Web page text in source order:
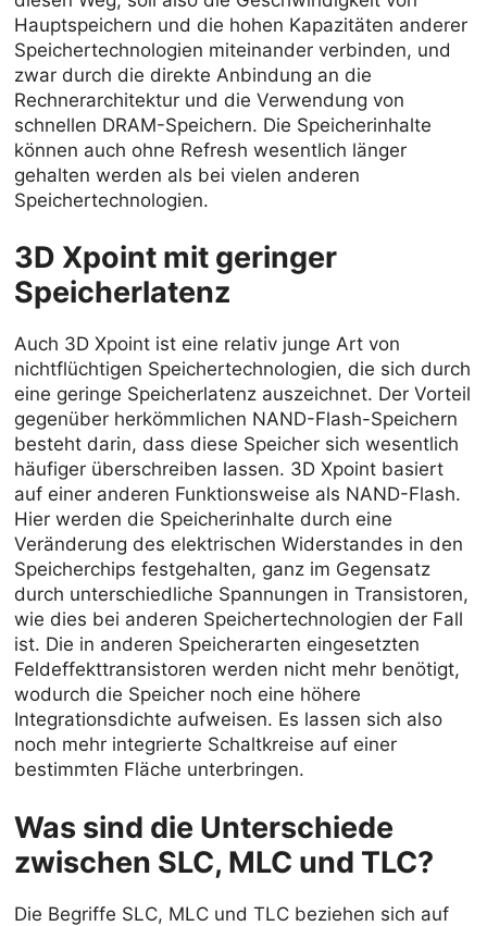
Hauptspeichern und die hohen Kapazitäten anderer
Speichertechnologien miteinander verbinden, und
zwar durch die direkte Anbindung an die
Rechnerarchitektur und die Verwendung von
schnellen DRAM-Speichern. Die Speicherinhalte
können auch ohne Refresh wesentlich länger
gehalten werden als bei vielen anderen
Speichertechnologien.
3D Xpoint mit geringer
Speicherlatenz
Auch 3D Xpoint ist eine relativ junge Art von
nichtflüchtigen Speichertechnologien, die sich durch
eine geringe Speicherlatenz auszeichnet. Der Vorteil
gegenüber herkömmlichen NAND-Flash-Speichern
besteht darin, dass diese Speicher sich wesentlich
häufiger überschreiben lassen. 3D Xpoint basiert
auf einer anderen Funktionsweise als NAND-Flash.
Hier werden die Speicherinhalte durch eine
Veränderung des elektrischen Widerstandes in den
Speicherchips festgehalten, ganz im Gegensatz
durch unterschiedliche Spannungen in Transistoren,
wie dies bei anderen Speichertechnologien der Fall
ist. Die in anderen Speicherarten eingesetzten
Feldeffekttransistoren werden nicht mehr benötigt,
wodurch die Speicher noch eine höhere
Integrationsdichte aufweisen. Es lassen sich also
noch mehr integrierte Schaltkreise auf einer
bestimmten Fläche unterbringen.
Was sind die Unterschiede
zwischen SLC, MLC und TLC?
Die Begriffe SLC, MLC und TLC beziehen sich auf